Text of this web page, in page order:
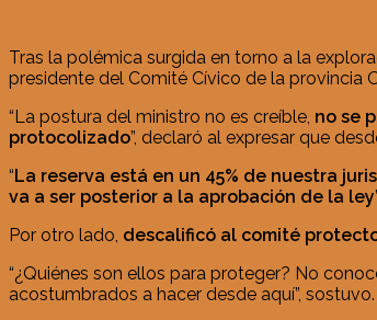
Tras la polémica surgida en torno a la
presidente del Comité Cívico de la provincia
“La postura del ministro no es creíble, no se
protocolizado”, declaró al expresar que
“La reserva está en un 45% de nuestra
va a ser posterior a la aprobación de la ley
Por otro lado, descalificó al comité
“¿Quiénes son ellos para proteger? No
acostumbrados a hacer desde aquí”, sostuvo.